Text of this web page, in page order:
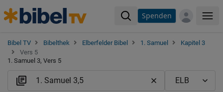
Spenden
Bibel TV Bibelthek Elberfelder Bibel 1. Samuel
Kapitel 3
Vers 5
1. Samuel 3, Vers 5